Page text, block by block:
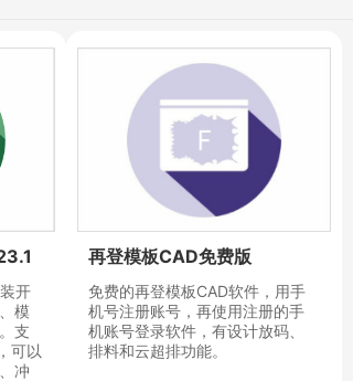
开
模
支
可以
冲
再登模板CAD免费版
免费的再登模板CAD软件，用手
机号注册账号，再使用注册的手
机账号登录软件，有设计放码、
排料和云超排功能。